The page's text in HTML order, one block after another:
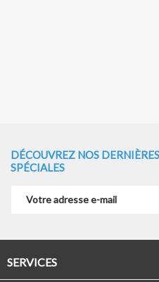
DÉCOUVREZ NOS
SPÉCIALES
SERVICES